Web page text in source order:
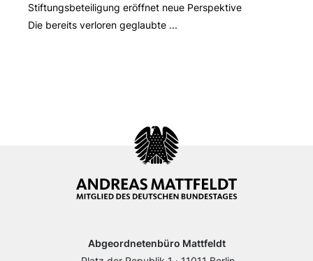
Stiftungsbeteiligung eröffnet neue Perspektive
Die bereits verloren geglaubte ...
Abgeordnetenbüro Mattfeldt